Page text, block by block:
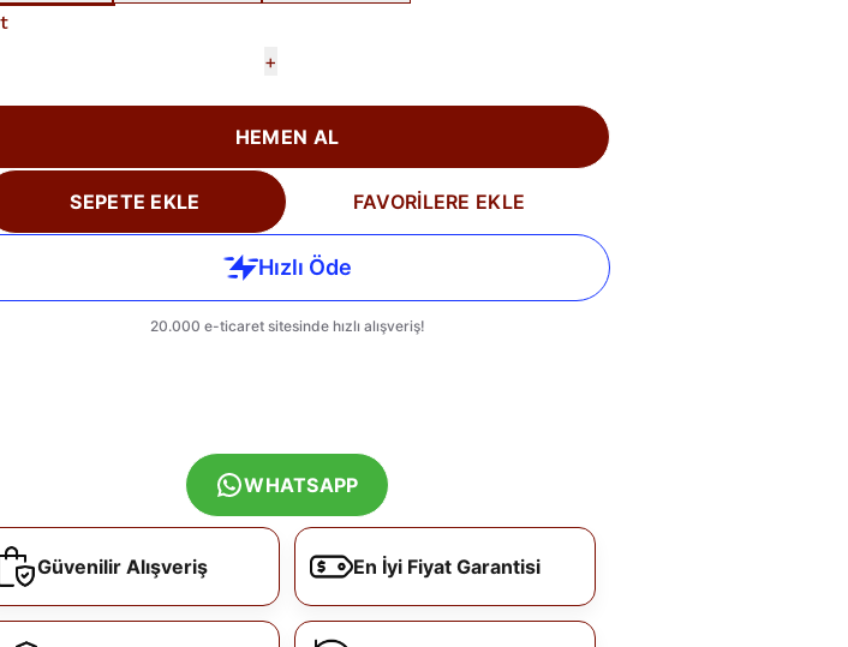
+
HEMEN AL
SEPETE EKLE FAVORİLERE EKLE
WHATSAPP
Güvenilir Alışveriş En İyi Fiyat Garantisi